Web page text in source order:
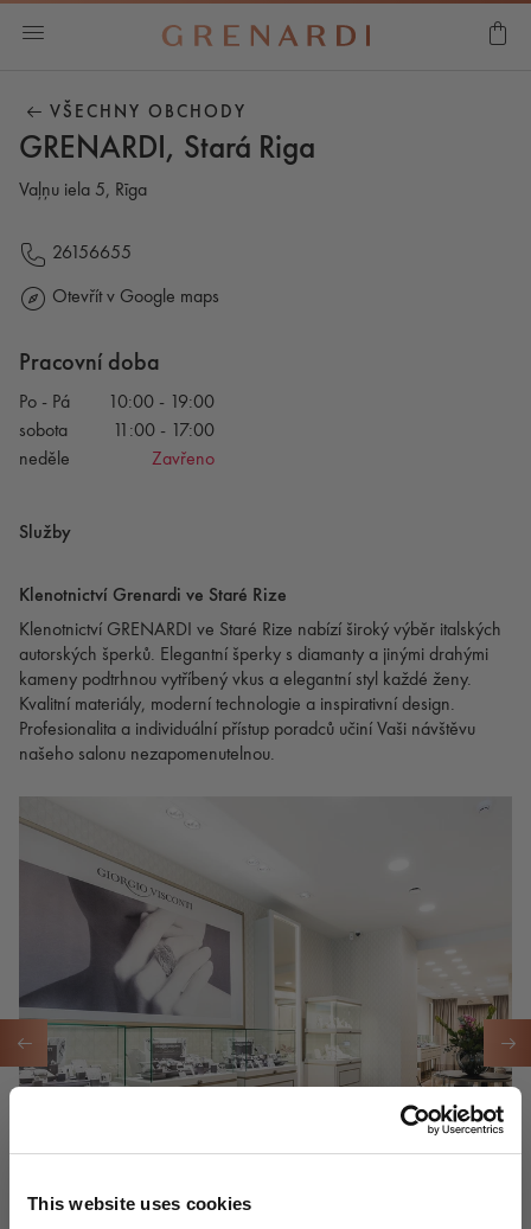
This website uses cookies
VŠECHNY OBCHODY
GRENARDI, Stará Riga
Vaļņu iela 5, Rīga
26156655
Otevřít v Google maps
Pracovní doba
Po - Pá
10:00 - 19:00
sobota
11:00 - 17:00
neděle
Zavřeno
Služby
Klenotnictví Grenardi ve Staré Rize
Klenotnictví GRENARDI ve Staré Rize nabízí široký výběr italských
autorských šperků. Elegantní šperky s diamanty a jinými drahými
kameny podtrhnou vytříbený vkus a elegantní styl každé ženy.
Kvalitní materiály, moderní technologie a inspirativní design.
Profesionalita a individuální přístup poradců učiní Vaši návštěvu
našeho salonu nezapomenutelnou.